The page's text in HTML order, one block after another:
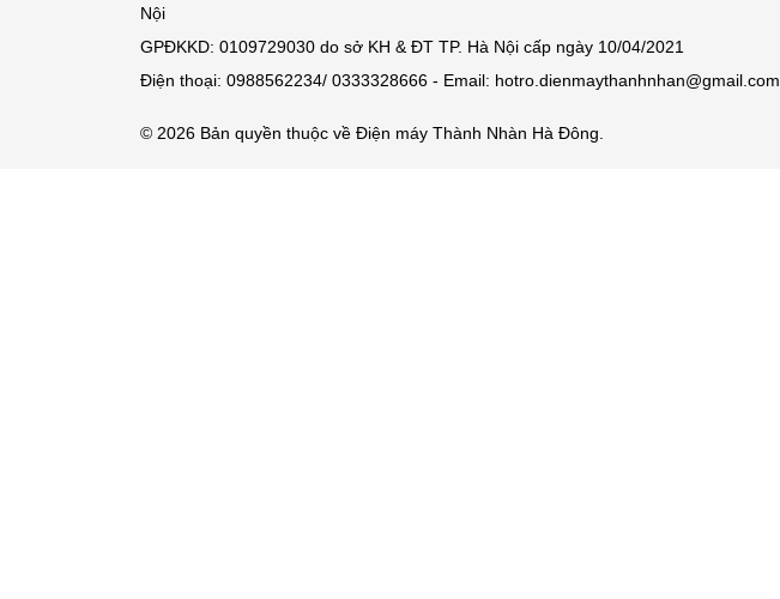
Nội
GPĐKKD: 0109729030 do sở KH & ĐT TP. Hà Nội cấp ngày 10/04/2021
Điện thoại: 0988562234/ 0333328666 - Email: hotro.dienmaythanhnhan@gmail.com
© 2026 Bản quyền thuộc về Điện máy Thành Nhàn Hà Đông.